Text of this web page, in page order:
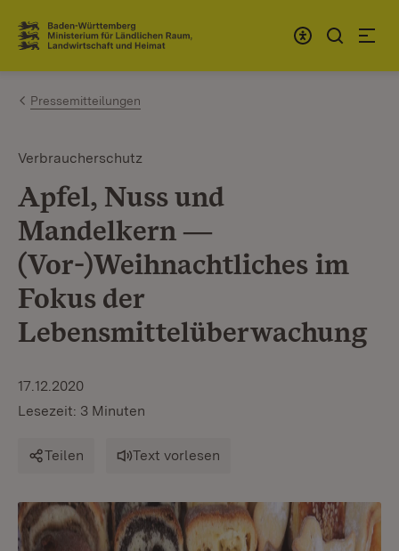
Zum Inhalt springen
Link zur Startseite
Pressemitteilungen
Verbraucherschutz
Apfel, Nuss und
Mandelkern ―
(Vor-)Weihnachtliches im
Fokus der
Lebensmittelüberwachung
17.12.2020
Lesezeit: 3 Minuten
Teilen Text vorlesen